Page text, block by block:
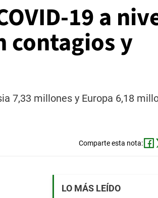
19 a
contagios y
7,33 millones y Europa 6,18
Comparte esta nota:
LO MÁS LEÍDO